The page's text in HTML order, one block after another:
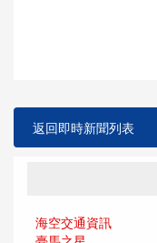
返回即時新聞列表
海空交通資訊